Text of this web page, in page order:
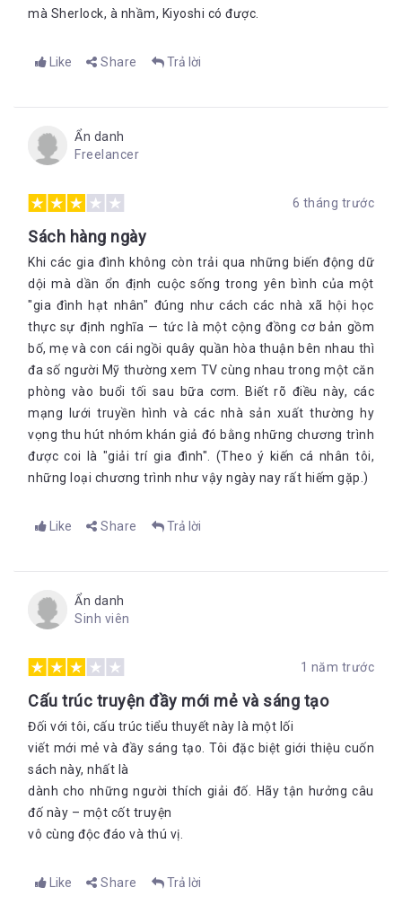
mà Sherlock, à nhầm, Kiyoshi có được.
Like Share Trả lời
Ẩn danh
Freelancer
6 tháng trước
Sách hàng ngày
Khi các gia đình không còn trải qua những biến động dữ
dội mà dần ổn định cuộc sống trong yên bình của một
"gia đình hạt nhân" đúng như cách các nhà xã hội học
thực sự định nghĩa — tức là một cộng đồng cơ bản gồm
bố, mẹ và con cái ngồi quây quần hòa thuận bên nhau thì
đa số người Mỹ thường xem TV cùng nhau trong một căn
phòng vào buổi tối sau bữa cơm. Biết rõ điều này, các
mạng lưới truyền hình và các nhà sản xuất thường hy
vọng thu hút nhóm khán giả đó bằng những chương trình
được coi là "giải trí gia đình". (Theo ý kiến cá nhân tôi,
những loại chương trình như vậy ngày nay rất hiếm gặp.)
Like Share Trả lời
Ẩn danh
Sinh viên
1 năm trước
Cấu trúc truyện đầy mới mẻ và sáng tạo
Đối với tôi, cấu trúc tiểu thuyết này là một lối
viết mới mẻ và đầy sáng tạo. Tôi đặc biệt giới thiệu cuốn
sách này, nhất là
dành cho những người thích giải đố. Hãy tận hưởng câu
đố này – một cốt truyện
vô cùng độc đáo và thú vị.
Like Share Trả lời